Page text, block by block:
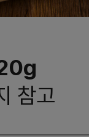
참고